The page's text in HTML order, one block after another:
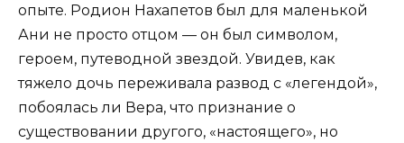
опыте. Родион Нахапетов был для маленькой
Ани не просто отцом — он был символом,
героем, путеводной звездой. Увидев, как
тяжело дочь переживала развод с «легендой»,
побоялась ли Вера, что признание о
существовании другого, «настоящего», но